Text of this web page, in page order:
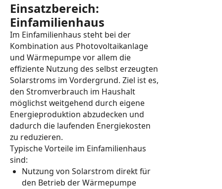
Einsatzbereich:
Einfamilienhaus
Im Einfamilienhaus steht bei der
Kombination aus Photovoltaikanlage
und Wärmepumpe vor allem die
effiziente Nutzung des selbst erzeugten
Solarstroms im Vordergrund. Ziel ist es,
den Stromverbrauch im Haushalt
möglichst weitgehend durch eigene
Energieproduktion abzudecken und
dadurch die laufenden Energiekosten
zu reduzieren.
Typische Vorteile im Einfamilienhaus
sind:
Nutzung von Solarstrom direkt für
den Betrieb der Wärmepumpe